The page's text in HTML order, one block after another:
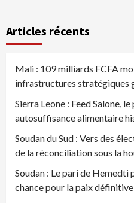
Articles récents
Mali : 109 milliards FCFA
infrastructures stratégiques
Sierra Leone : Feed Salone,
autosuffisance alimentaire
Soudan du Sud : Vers des
de la réconciliation sous la
Soudan : Le pari de Hemedti
chance pour la paix définitive